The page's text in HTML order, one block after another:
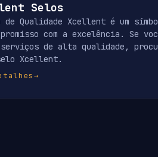
Selos
de Qualidade Xcellent é um
com a excelência. Se
serviços de alta qualidade,
Xcellent.
→